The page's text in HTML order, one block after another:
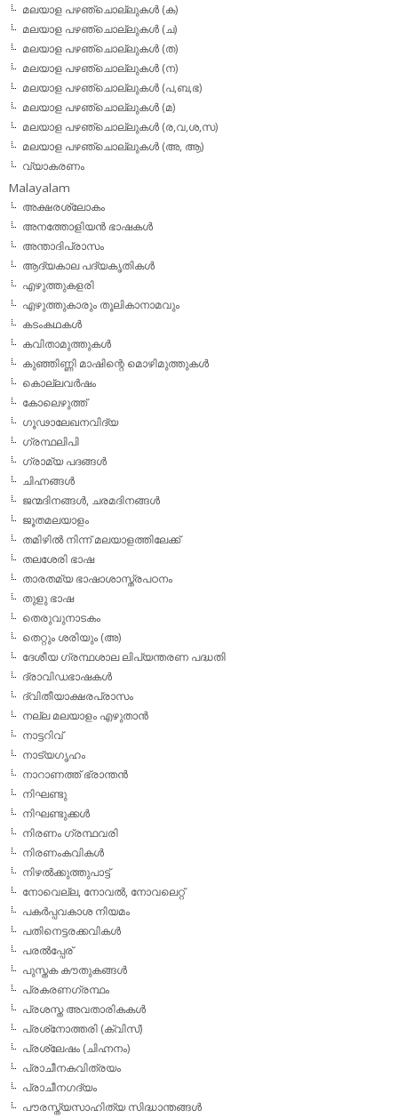
മലയാള പഴഞ്ചൊല്ലുകള്‍ (ക)
മലയാള പഴഞ്ചൊല്ലുകള്‍ (ച)
മലയാള പഴഞ്ചൊല്ലുകള്‍ (ത)
മലയാള പഴഞ്ചൊല്ലുകള്‍ (ന)
മലയാള പഴഞ്ചൊല്ലുകള്‍ (പ,ബ,ഭ)
മലയാള പഴഞ്ചൊല്ലുകള്‍ (മ)
മലയാള പഴഞ്ചൊല്ലുകള്‍ (ര,വ,ശ,സ)
മലയാള പഴഞ്ചൊല്ലുകൾ (അ, ആ)
വ്യാകരണം
Malayalam
അക്ഷരശ്ലോകം
അനത്തോളിയന്‍ ഭാഷകള്‍
അന്താദിപ്രാസം
ആദ്യകാല പദ്യകൃതികള്‍
എഴുത്തുകളരി
എഴുത്തുകാരും തൂലികാനാമവും
കടംകഥകള്‍
കവിതാമുത്തുകള്‍
കുഞ്ഞിണ്ണി മാഷിന്റെ മൊഴിമുത്തുകള്‍
കൊല്ലവര്‍ഷം
കോലെഴുത്ത്
ഗൂഢാലേഖനവിദ്യ
ഗ്രന്ഥലിപി
ഗ്രാമ്യ പദങ്ങള്‍
ചിഹ്നങ്ങള്‍
ജന്മദിനങ്ങള്‍, ചരമദിനങ്ങള്‍
ജൂതമലയാളം
തമിഴില്‍ നിന്ന് മലയാളത്തിലേക്ക്
തലശേരി ഭാഷ
താരതമ്യ ഭാഷാശാസ്ത്രപഠനം
തുളു ഭാഷ
തെരുവുനാടകം
തെറ്റും ശരിയും (അ)
ദേശീയ ഗ്രന്ഥശാല ലിപ്യന്തരണ പദ്ധതി
ദ്രാവിഡഭാഷകള്‍
ദ്വിതീയാക്ഷരപ്രാസം
നല്ല മലയാളം എഴുതാന്‍
നാട്ടറിവ്
നാട്യഗൃഹം
നാറാണത്ത് ഭ്രാന്തന്‍
നിഘണ്ടു
നിഘണ്ടുക്കള്‍
നിരണം ഗ്രന്ഥവരി
നിരണംകവികള്‍
നിഴല്‍ക്കുത്തുപാട്ട്
നോവെല്ല, നോവല്‍, നോവലെറ്റ്
പകര്‍പ്പവകാശ നിയമം
പതിനെട്ടരക്കവികള്‍
പരല്‍പ്പേര്
പുസ്തക കൗതുകങ്ങള്‍
പ്രകരണഗ്രന്ഥം
പ്രശസ്ത അവതാരികകള്‍
പ്രശ്‌നോത്തരി (ക്വിസ്)
പ്രശ്ലേഷം (ചിഹ്നനം)
പ്രാചീനകവിത്രയം
പ്രാചീനഗദ്യം
പൗരസ്ത്യസാഹിത്യ സിദ്ധാന്തങ്ങള്‍